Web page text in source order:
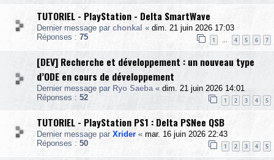
TUTORIEL - PlayStation - Delta SmartWave
Dernier message par chonkal « dim. 21 juin 2026 17:03
Réponses : 75 1 … 4 5 6 7
[DEV] Recherche et développement : un nouveau type
d’ODE en cours de développement
Dernier message par Ryo Saeba« dim. 21 juin 2026 14:01
Réponses : 52 1 2 3 4 5
TUTORIEL - PlayStation PS1 : Delta PSNee QSB
Dernier message par Xrider « mar. 16 juin 2026 22:43
Réponses : 50 1 2 3 4 5